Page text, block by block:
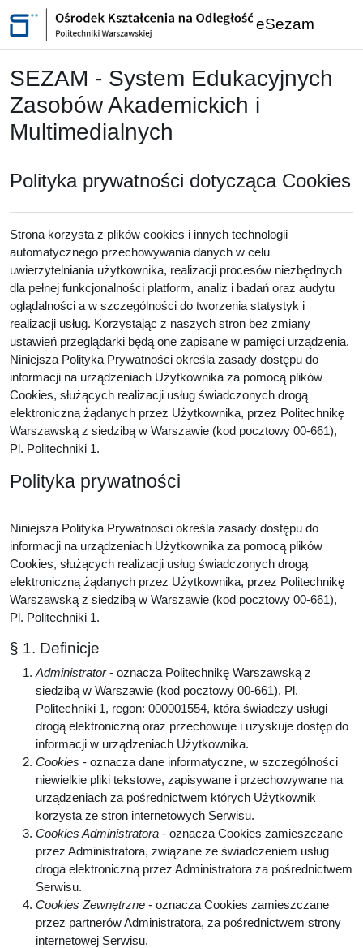
Przejdź do głównej zawartości
eSezam
SEZAM - System Edukacyjnych
Zasobów Akademickich i
Multimedialnych
Polityka prywatności dotycząca Cookies
Strona korzysta z plików cookies i innych technologii
automatycznego przechowywania danych w celu
uwierzytelniania użytkownika, realizacji procesów niezbędnych
dla pełnej funkcjonalności platform, analiz i badań oraz audytu
oglądalności a w szczególności do tworzenia statystyk i
realizacji usług. Korzystając z naszych stron bez zmiany
ustawień przeglądarki będą one zapisane w pamięci urządzenia.
Niniejsza Polityka Prywatności określa zasady dostępu do
informacji na urządzeniach Użytkownika za pomocą plików
Cookies, służących realizacji usług świadczonych drogą
elektroniczną żądanych przez Użytkownika, przez Politechnikę
Warszawską z siedzibą w Warszawie (kod pocztowy 00-661),
Pl. Politechniki 1.
Polityka prywatności
Niniejsza Polityka Prywatności określa zasady dostępu do
informacji na urządzeniach Użytkownika za pomocą plików
Cookies, służących realizacji usług świadczonych drogą
elektroniczną żądanych przez Użytkownika, przez Politechnikę
Warszawską z siedzibą w Warszawie (kod pocztowy 00-661),
Pl. Politechniki 1.
§ 1. Definicje
Administrator- oznacza Politechnikę Warszawską z
siedzibą w Warszawie (kod pocztowy 00-661), Pl.
Politechniki 1, regon: 000001554, która świadczy usługi
drogą elektroniczną oraz przechowuje i uzyskuje dostęp do
informacji w urządzeniach Użytkownika.
Cookies - oznacza dane informatyczne, w szczególności
niewielkie pliki tekstowe, zapisywane i przechowywane na
urządzeniach za pośrednictwem których Użytkownik
korzysta ze stron internetowych Serwisu.
Cookies Administratora - oznacza Cookies zamieszczane
przez Administratora, związane ze świadczeniem usług
droga elektroniczną przez Administratora za pośrednictwem
Serwisu.
Cookies Zewnętrzne - oznacza Cookies zamieszczane
przez partnerów Administratora, za pośrednictwem strony
internetowej Serwisu.